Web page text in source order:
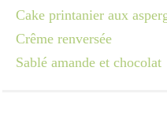
Cake printanier aux
Crême renversée
Sablé amande et chocolat